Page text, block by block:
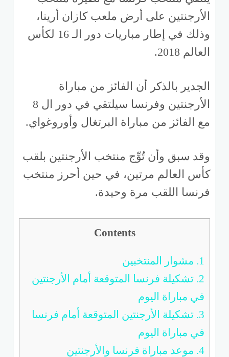
الأرجنتين على أرض ملعب کازان أرينا،
وذلك في إطار مباريات دور الـ 16 لكأس
العالم 2018.
الجدير بالذكر أن الفائز من مباراة
الأرجنتين وفرنسا سيلتقي في دور ال 8
مع الفائز من مباراة البرتغال وأوروغواي.
وقد سبق وأن تُوِّج منتخب الأرجنتين بلقب
كأس العالم مرتين، في حين أحرز منتخب
فرنسا اللقب مرة وحيدة.
Contents
1. مشوار المنتخبين
2. تشكيلة فرنسا المتوقعة أمام الأرجنتين
في مباراة اليوم
3. تشكيلة الأرجنتين المتوقعة أمام فرنسا
في مباراة اليوم
4. موعد مباراة فرنسا والأرجنتين